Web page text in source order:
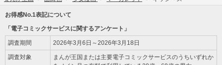
お得感No.1表記について
「電子コミックサービスに関するアンケート」
調査期間 2026年3月6日～2026年3月18日
調査対象
まんが王国または主要電子コミックサービスのうちいずれか